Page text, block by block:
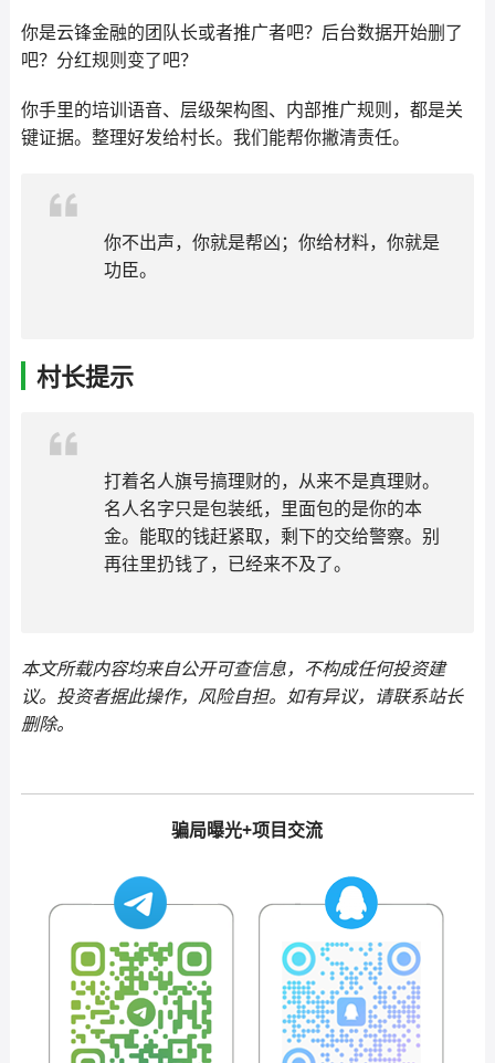
你是云锋金融的团队长或者推广者吧？后台数据开始删了
吧？分红规则变了吧？
你手里的培训语音、层级架构图、内部推广规则，都是关
键证据。整理好发给村长。我们能帮你撇清责任。
你不出声，你就是帮凶；你给材料，你就是
功臣。
村长提示
打着名人旗号搞理财的，从来不是真理财。
名人名字只是包装纸，里面包的是你的本
金。能取的钱赶紧取，剩下的交给警察。别
再往里扔钱了，已经来不及了。
本文所载内容均来自公开可查信息，不构成任何投资建
议。投资者据此操作，风险自担。如有异议，请联系站长
删除。
骗局曝光+项目交流